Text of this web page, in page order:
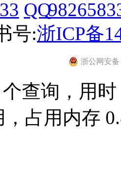
号:浙ICP备
浙公网安备
查询，用
，占用内存